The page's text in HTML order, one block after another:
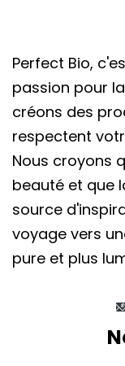
Perfect Bio,
passion pour
créons des
respectent
Nous croyons
beauté et que
source
voyage vers
pure et plus